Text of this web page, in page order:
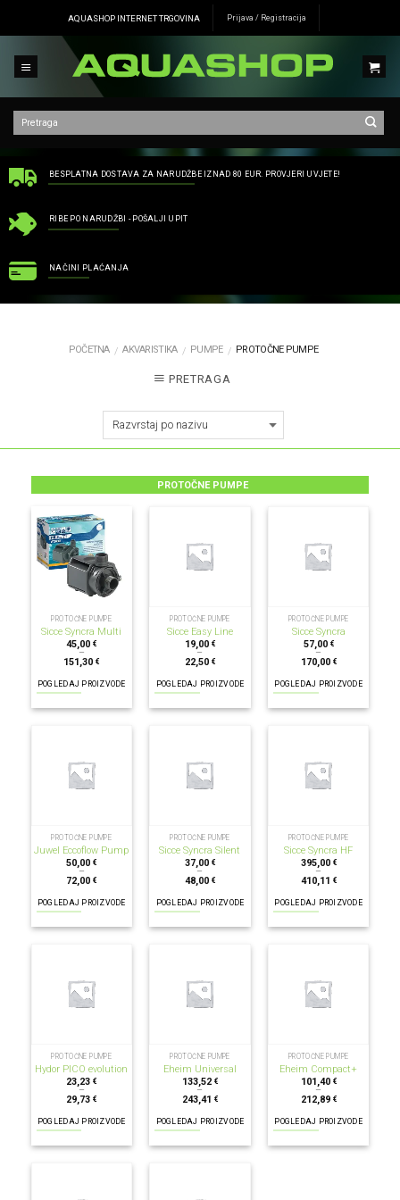
AQUASHOP INTERNET TRGOVINA Prijava / Registracija
BESPLATNA DOSTAVA ZA NARUDŽBE IZNAD 80 EUR. PROVJERI UVJETE!
RIBE PO NARUDŽBI - POŠALJI UPIT
NAČINI PLAĆANJA
POČETNA / AKVARISTIKA / PUMPE / PROTOČNE PUMPE
PRETRAGA
PROTOČNE PUMPE
PROTOČNE PUMPE
Sicce Syncra Multi
45,00€
–
151,30€
POGLEDAJ PROIZVODE
PROTOČNE PUMPE
Sicce Easy Line
19,00 €
–
22,50 €
POGLEDAJ PROIZVODE
PROTOČNE PUMPE
Sicce Syncra
57,00 €
–
170,00 €
POGLEDAJ PROIZVODE
PROTOČNE PUMPE
Juwel Eccoflow Pump
50,00€
–
72,00€
POGLEDAJ PROIZVODE
PROTOČNE PUMPE
Sicce Syncra Silent
37,00 €
–
48,00 €
POGLEDAJ PROIZVODE
PROTOČNE PUMPE
Sicce Syncra HF
395,00 €
–
410,11 €
POGLEDAJ PROIZVODE
PROTOČNE PUMPE
Hydor PICO evolution
23,23€
–
29,73€
POGLEDAJ PROIZVODE
PROTOČNE PUMPE
Eheim Universal
133,52 €
–
243,41 €
POGLEDAJ PROIZVODE
PROTOČNE PUMPE
Eheim Compact+
101,40 €
–
212,89 €
POGLEDAJ PROIZVODE